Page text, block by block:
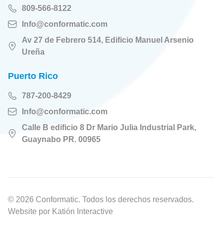
809-566-8122
Info@conformatic.com
Av 27 de Febrero 514, Edificio Manuel Arsenio
Ureña
Puerto Rico
787-200-8429
Info@conformatic.com
Calle B edificio 8 Dr Mario Julia Industrial Park,
Guaynabo PR. 00965
© 2026 Conformatic. Todos los derechos reservados.
Website por Katión Interactive